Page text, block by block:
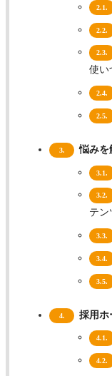
2.1.
2.2.
2.3.
使い
2.4.
2.5.
3. 悩みを
3.1.
3.2.
テン
3.3.
3.4.
3.5.
4. 採用ホ
4.1.
4.2.